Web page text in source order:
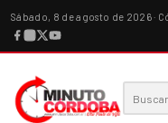
Sábado, 8 de agosto de 2026 ·